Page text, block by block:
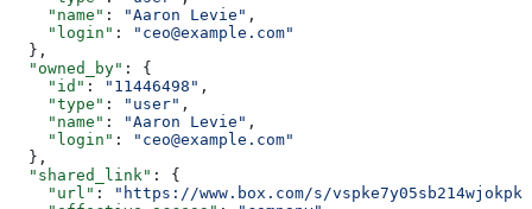
    "name"
: "Aaron Levie" ,
    "login"
:
"ceo@example.com"
  },
  "owned_by"
: {
    "id"
: "11446498" ,
    "type"
: "user" ,
    "name"
: "Aaron Levie" ,
    "login"
:
"ceo@example.com"
  },
  "shared_link"
: {
    "url"
:
"https://www.box.com/s/vspke7y05sb214wjokpk"